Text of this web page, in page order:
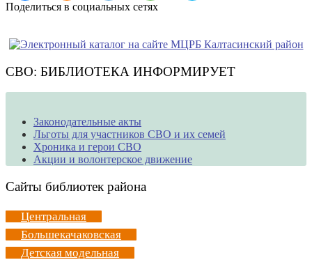
Поделиться в социальных сетях
СВО: БИБЛИОТЕКА ИНФОРМИРУЕТ
Законодательные акты
Льготы для участников СВО и их семей
Хроника и герои СВО
Акции и волонтерское движение
Сайты библиотек района
Центральная
Большекачаковская
Детская модельная